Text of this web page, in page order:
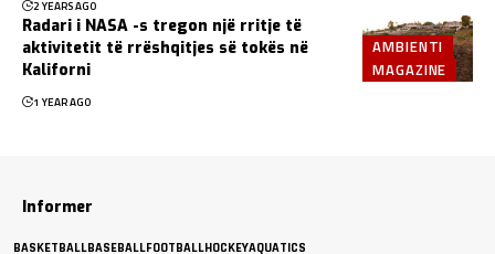
2 YEARS AGO
AMBIENTI
MAGAZINE
Radari i NASA -s tregon një rritje të
aktivitetit të rrëshqitjes së tokës në
Kaliforni
1 YEAR AGO
Informer
BASKETBALLBASEBALLFOOTBALLHOCKEYAQUATICS